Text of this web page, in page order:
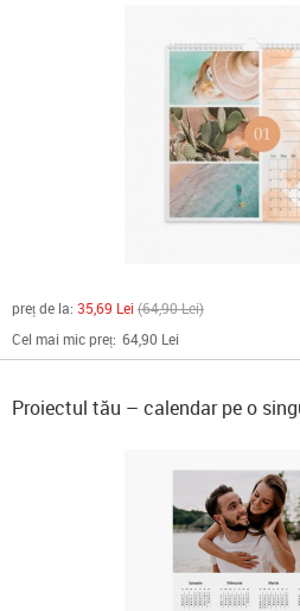
preț de la: 35,69 Lei 64,90 Lei
Cel mai mic preț: 64,90 Lei
Proiectul tău – calendar pe o